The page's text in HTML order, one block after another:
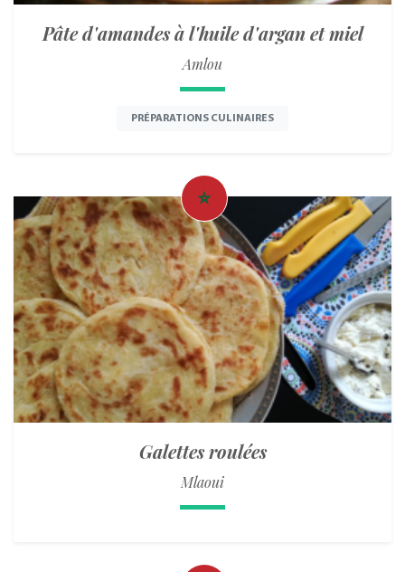
Pâte d'amandes à l'huile d'argan et miel
Amlou
PRÉPARATIONS CULINAIRES
Galettes roulées
Mlaoui